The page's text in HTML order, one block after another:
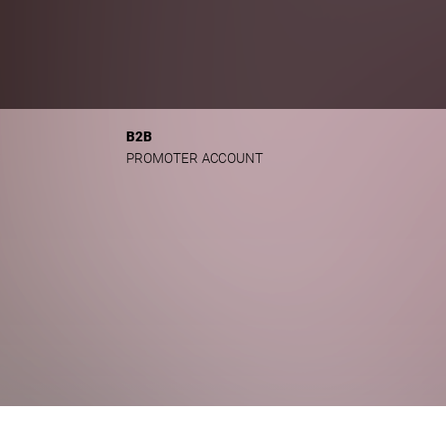
B2B
PROMOTER ACCOUNT